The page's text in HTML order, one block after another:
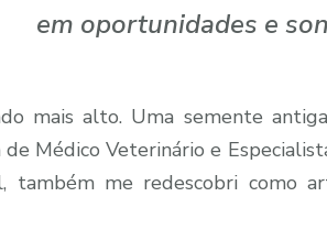
em oportunidades e
mais alto. Uma semente
Médico Veterinário e
também me redescobri como